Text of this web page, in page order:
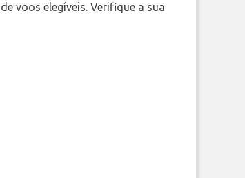
voos elegíveis. Verifique a sua